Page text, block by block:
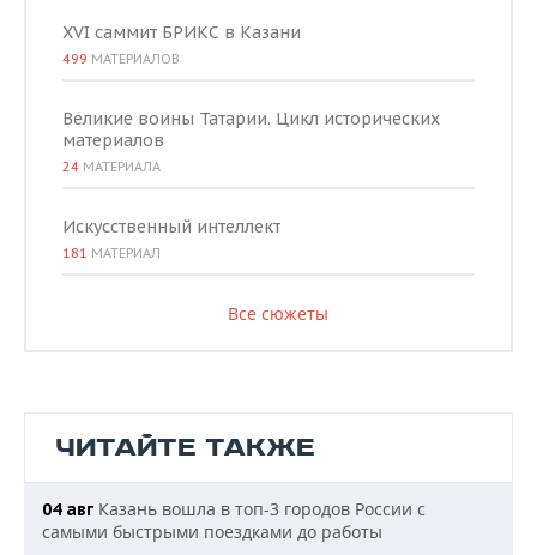
XVI саммит БРИКС в Казани
499 МАТЕРИАЛОВ
Великие воины Татарии. Цикл исторических
материалов
24 МАТЕРИАЛА
Искусственный интеллект
181 МАТЕРИАЛ
Все сюжеты
ЧИТАЙТЕ ТАКЖЕ
04 авг Казань вошла в топ-3 городов России с
самыми быстрыми поездками до работы